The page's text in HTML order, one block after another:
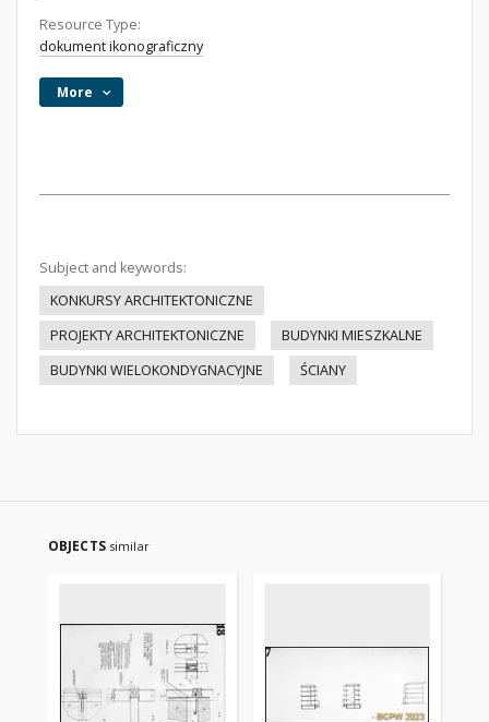
Resource Type:
dokument ikonograficzny
More
Subject and keywords:
KONKURSY ARCHITEKTONICZNE
PROJEKTY ARCHITEKTONICZNE
BUDYNKI MIESZKALNE
BUDYNKI WIELOKONDYGNACYJNE
ŚCIANY
OBJECTS similar